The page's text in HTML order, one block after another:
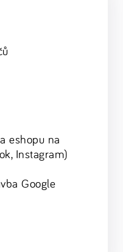
eshopu na
Instagram)
Google